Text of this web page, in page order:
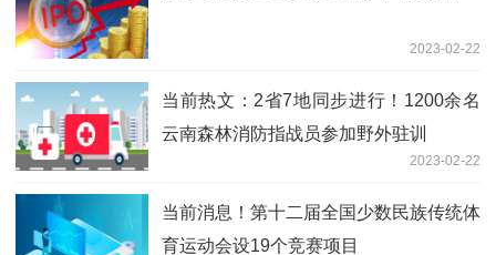
2023-02-22
当前热文：2省7地同步进行！1200余名
云南森林消防指战员参加野外驻训
2023-02-22
当前消息！第十二届全国少数民族传统体
育运动会设19个竞赛项目